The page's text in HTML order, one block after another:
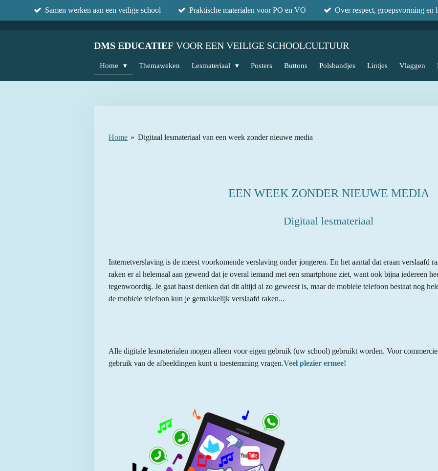
direct
Samen werken aan een veilige school Praktische materialen voor PO en VO Over respect, groepsvorming en
DMS EDUCATIEF VOOR EEN VEILIGE SCHOOLCULTUUR
Home Themaweken Lesmateriaal Posters Buttons Polsbandjes Lintjes Vlaggen
Home » Digitaal lesmateriaal van een week zonder nieuwe media
EEN WEEK ZONDER NIEUWE MEDIA
Digitaal lesmateriaal
Internetverslaving is de meest voorkomende verslaving onder jongeren. En het aantal dat eraan verslaafd
raken er al helemaal aan gewend dat je overal iemand met een smartphone ziet, want ook bijna iedereen
tegenwoordig. Je gaat haast denken dat dit altijd al zo geweest is, maar de mobiele telefoon bestaat nog
de mobiele telefoon kun je gemakkelijk verslaafd raken...
Alle digitale lesmaterialen mogen alleen voor eigen gebruik (uw school) gebruikt worden. Voor
gebruik van de afbeeldingen kunt u toestemming vragen.Veel plezier ermee!